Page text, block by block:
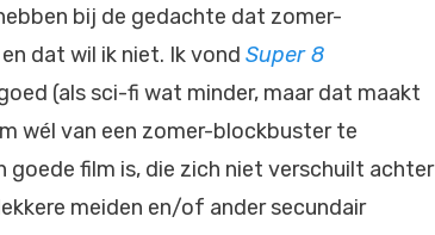
bij de gedachte dat zomer-
dat wil ik niet. Ik vond Super 8
(als sci-fi wat minder, maar dat maakt
wél van een zomer-blockbuster te
film is, die zich niet verschuilt achter
meiden en/of ander secundair